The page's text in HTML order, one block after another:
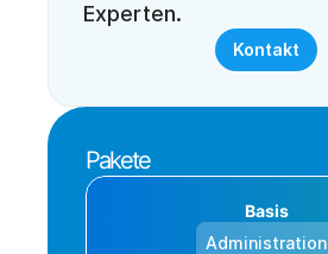
Experten.
Kontakt
Pakete
Basis
Administration